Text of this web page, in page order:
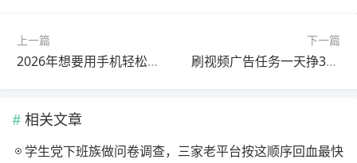
上一篇
2026年想要用手机轻松赚钱，操作这个app可轻松日赚几十元
下一篇
刷视频广告任务一天挣300元是真的吗？通过这些方法就能实现
相关文章
学生党下班族做问卷调查，三家老平台按这顺序回血最快